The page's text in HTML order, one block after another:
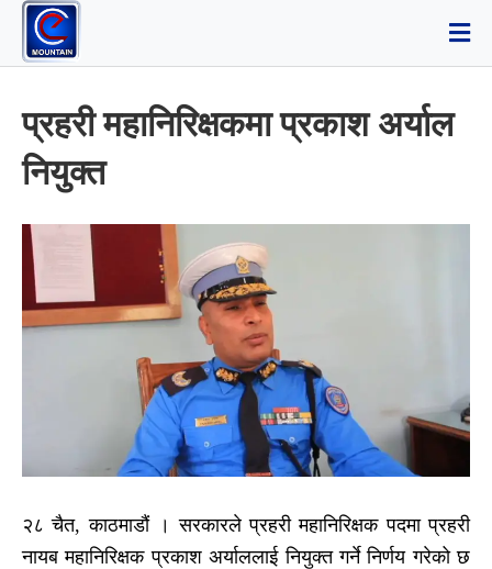
प्रहरी महानिरिक्षकमा प्रकाश अर्याल
नियुक्त
२८ चैत, काठमाडौं । सरकारले प्रहरी महानिरिक्षक पदमा प्रहरी
नायब महानिरिक्षक प्रकाश अर्याललाई नियुक्त गर्ने निर्णय गरेको छ